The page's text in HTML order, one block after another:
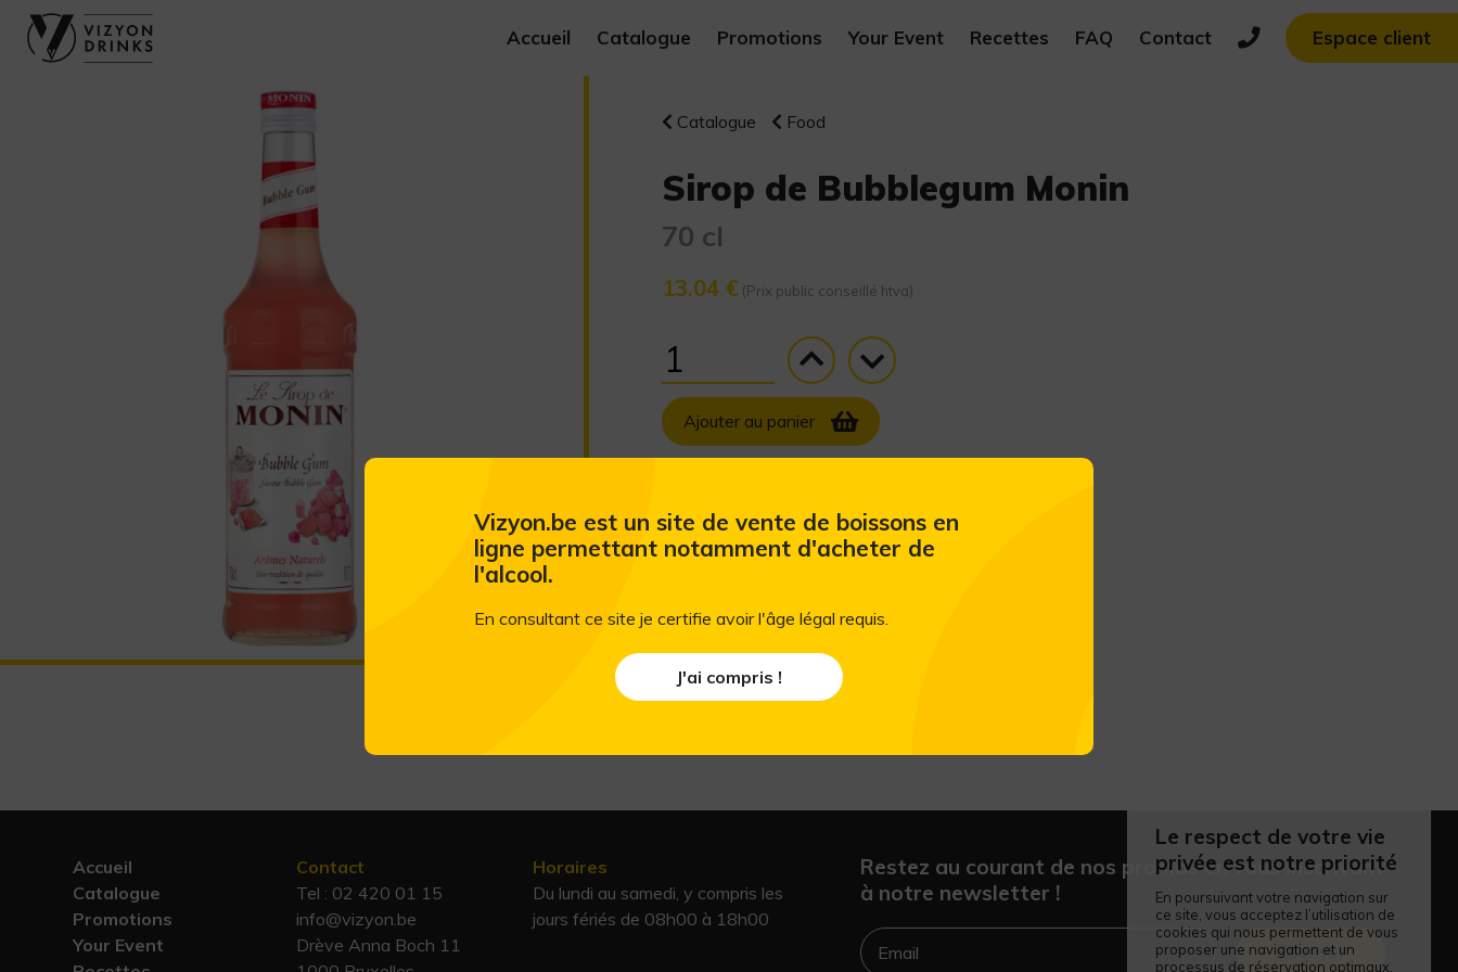
Accueil Catalogue Promotions Your Event Recettes FAQ Contact Espace client
Catalogue Food
Sirop de Bubblegum Monin
70 cl
13.04 €(Prix public conseillé htva)
Ajouter au panier
Accueil
Catalogue
Promotions
Your Event
Contact
Tel : 02 420 01 15
info@vizyon.be
Drève Anna Boch 11
Horaires
Du lundi au samedi, y compris les
jours fériés de 08h00 à 18h00
Restez au courant de nos promos en vous inscrivant
à notre newsletter !
Envoyer
Le respect de votre vie
privée est notre priorité
En poursuivant votre navigation sur
ce site, vous acceptez l’utilisation de
cookies qui nous permettent de vous
proposer une navigation et un
processus de réservation optimaux.
Vizyon.be est un site de vente de boissons en
ligne permettant notamment d'acheter de
l'alcool.
En consultant ce site je certifie avoir l'âge légal requis.
J'ai compris !